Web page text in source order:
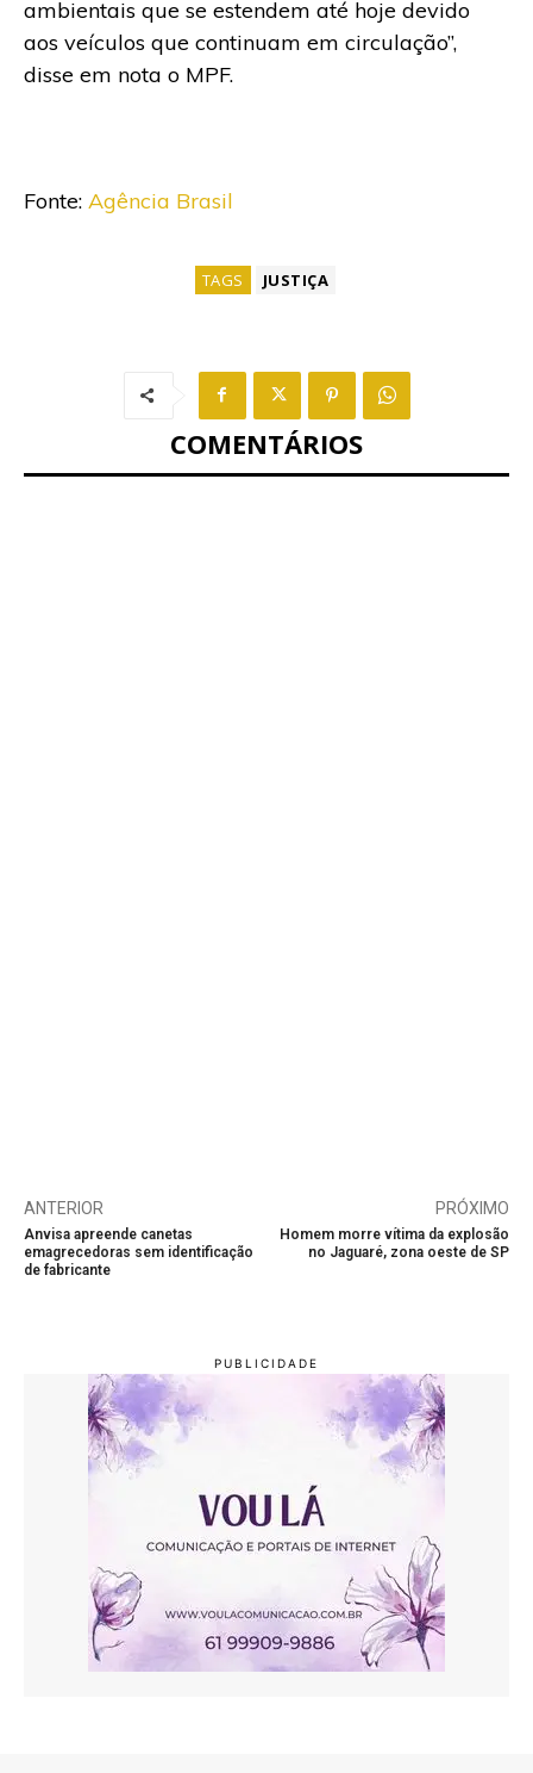
ambientais que se estendem até hoje devido
aos veículos que continuam em circulação”,
disse em nota o MPF.
Fonte: Agência Brasil
TAGS JUSTIÇA
COMENTÁRIOS
ANTERIOR
Anvisa apreende canetas
emagrecedoras sem identificação
de fabricante
PRÓXIMO
Homem morre vítima da explosão
no Jaguaré, zona oeste de SP